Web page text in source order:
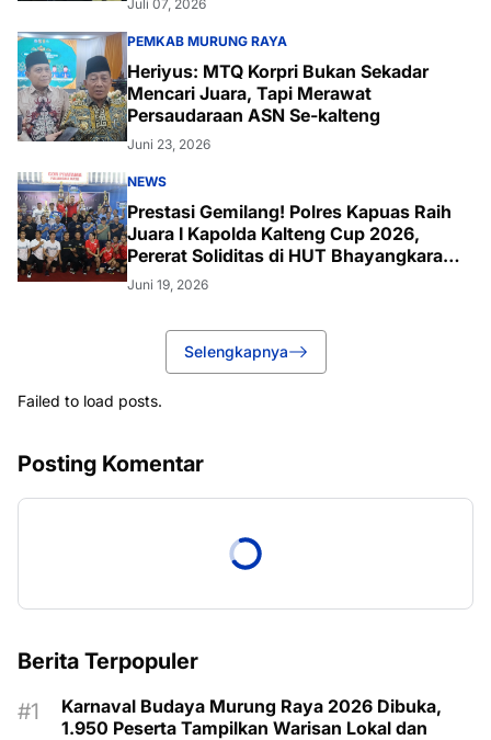
Juli 07, 2026
PEMKAB MURUNG RAYA
Heriyus: MTQ Korpri Bukan Sekadar
Mencari Juara, Tapi Merawat
Persaudaraan ASN Se-kalteng
Juni 23, 2026
NEWS
Prestasi Gemilang! Polres Kapuas Raih
Juara I Kapolda Kalteng Cup 2026,
Pererat Soliditas di HUT Bhayangkara
ke-80
Juni 19, 2026
Selengkapnya
Failed to load posts.
Posting Komentar
Berita Terpopuler
Karnaval Budaya Murung Raya 2026 Dibuka,
1.950 Peserta Tampilkan Warisan Lokal dan